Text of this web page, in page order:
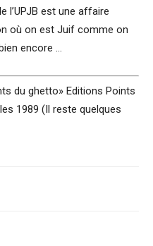
l’UPJB est une affaire
où on est Juif comme on
encore …
du ghetto» Editions Points
1989 (Il reste quelques